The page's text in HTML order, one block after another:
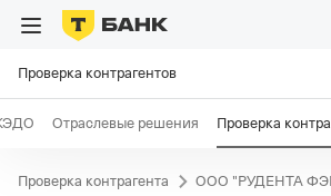
Проверка контрагентов
Отраслевые решения Проверка
Проверка контрагента ООО "РУДЕНТА